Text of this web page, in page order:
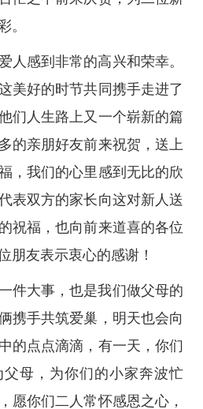
。
人感到非常的高兴和荣幸。
美好的时节共同携手走进了
们人生路上又一个崭新的篇
的亲朋好友前来祝贺，送上
，我们的心里感到无比的欣
表双方的家长向这对新人送
祝福，也向前来道喜的各位
朋友表示衷心的感谢！
件大事，也是我们做父母的
携手共筑爱巢，明天也会向
的点点滴滴，有一天，你们
母，为你们的小家奔波忙
愿你们二人常怀感恩之心，